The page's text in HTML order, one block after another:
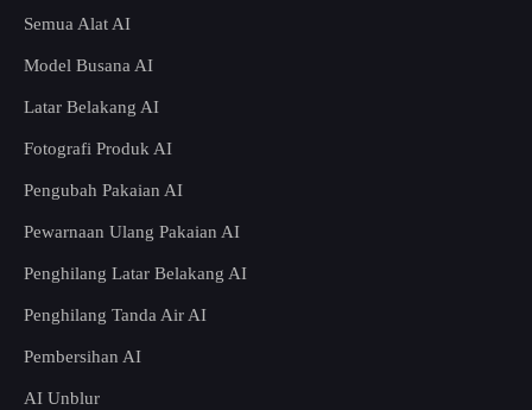
Semua Alat AI
Model Busana AI
Latar Belakang AI
Fotografi Produk AI
Pengubah Pakaian AI
Pewarnaan Ulang Pakaian AI
Penghilang Latar Belakang AI
Penghilang Tanda Air AI
Pembersihan AI
AI Unblur